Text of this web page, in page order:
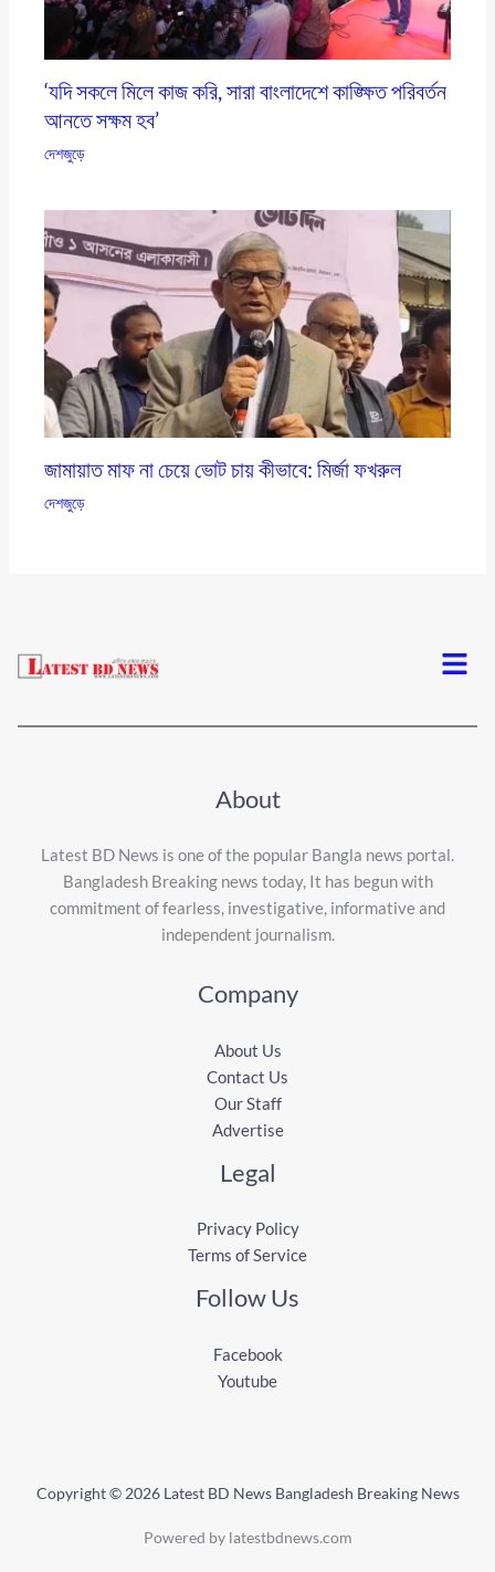
‘যদি সকলে মিলে কাজ করি, সারা বাংলাদেশে কাঙ্ক্ষিত পরিবর্তন
আনতে সক্ষম হব’
দেশজুড়ে
জামায়াত মাফ না চেয়ে ভোট চায় কীভাবে: মির্জা ফখরুল
দেশজুড়ে
Menu
About
Latest BD News is one of the popular Bangla news portal.
Bangladesh Breaking news today, It has begun with
commitment of fearless, investigative, informative and
independent journalism.
Company
About Us
Contact Us
Our Staff
Advertise
Legal
Privacy Policy
Terms of Service
Follow Us
Facebook
Youtube
Copyright © 2026 Latest BD News Bangladesh Breaking News
Powered by latestbdnews.com